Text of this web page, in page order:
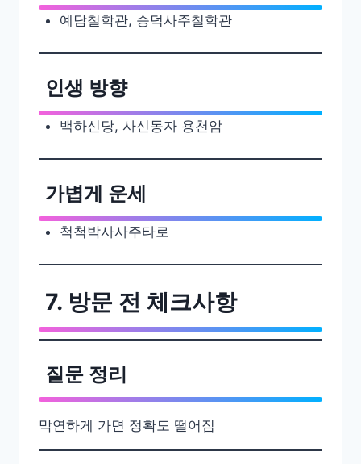
예담철학관, 승덕사주철학관
인생 방향
백하신당, 사신동자 용천암
가볍게 운세
척척박사사주타로
7. 방문 전 체크사항
질문 정리
막연하게 가면 정확도 떨어짐